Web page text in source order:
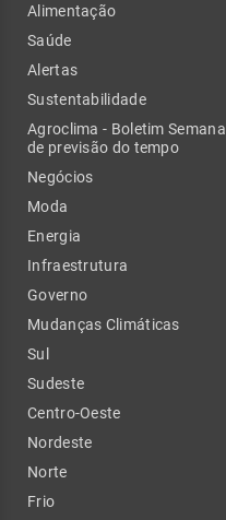
Alimentação
Saúde
Alertas
Sustentabilidade
Agroclima - Boletim Semanal
de previsão do tempo
Negócios
Moda
Energia
Infraestrutura
Governo
Mudanças Climáticas
Sul
Sudeste
Centro-Oeste
Nordeste
Norte
Frio